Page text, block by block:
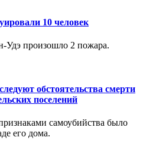
10 человек
Удэ произошло 2 пожара.
обстоятельства смерти
поселений
самоубийства было
его дома.